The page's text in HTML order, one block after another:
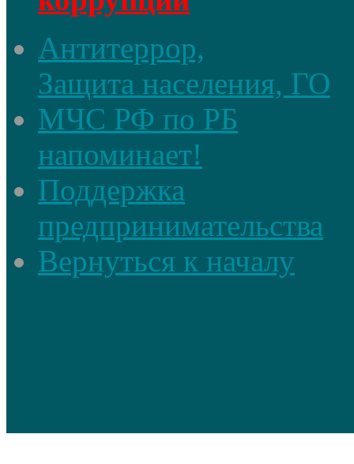
Антитеррор,
Защита населения, ГО
МЧС РФ по РБ
напоминает!
Поддержка
предпринимательства
Вернуться к началу